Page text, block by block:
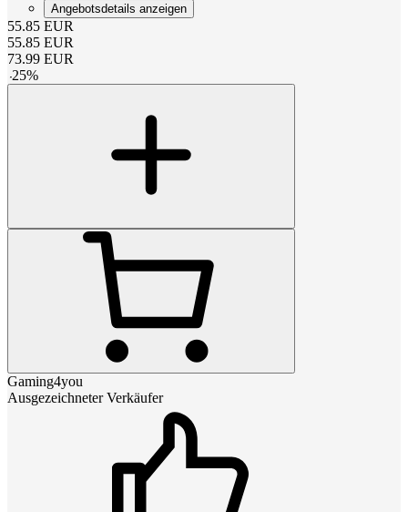
Angebotsdetails anzeigen
55.85 EUR
55.85 EUR
73.99 EUR
-25%
Gaming4you
Ausgezeichneter Verkäufer